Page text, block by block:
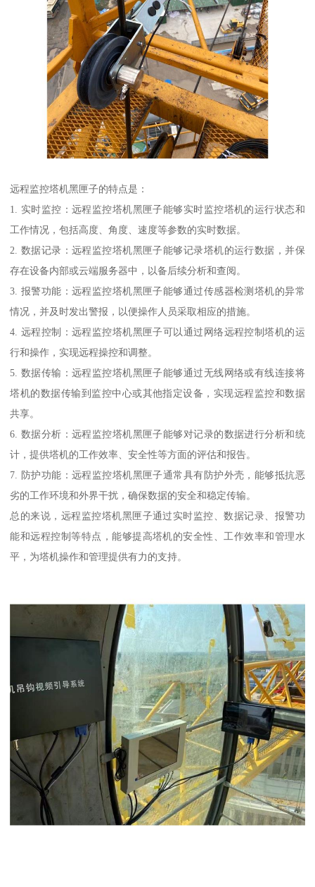
远程监控塔机黑匣子的特点是：
1. 实时监控：远程监控塔机黑匣子能够实时监控塔机的运行状态和
工作情况，包括高度、角度、速度等参数的实时数据。
2. 数据记录：远程监控塔机黑匣子能够记录塔机的运行数据，并保
存在设备内部或云端服务器中，以备后续分析和查阅。
3. 报警功能：远程监控塔机黑匣子能够通过传感器检测塔机的异常
情况，并及时发出警报，以便操作人员采取相应的措施。
4. 远程控制：远程监控塔机黑匣子可以通过网络远程控制塔机的运
行和操作，实现远程操控和调整。
5. 数据传输：远程监控塔机黑匣子能够通过无线网络或有线连接将
塔机的数据传输到监控中心或其他指定设备，实现远程监控和数据
共享。
6. 数据分析：远程监控塔机黑匣子能够对记录的数据进行分析和统
计，提供塔机的工作效率、安全性等方面的评估和报告。
7. 防护功能：远程监控塔机黑匣子通常具有防护外壳，能够抵抗恶
劣的工作环境和外界干扰，确保数据的安全和稳定传输。
总的来说，远程监控塔机黑匣子通过实时监控、数据记录、报警功
能和远程控制等特点，能够提高塔机的安全性、工作效率和管理水
平，为塔机操作和管理提供有力的支持。